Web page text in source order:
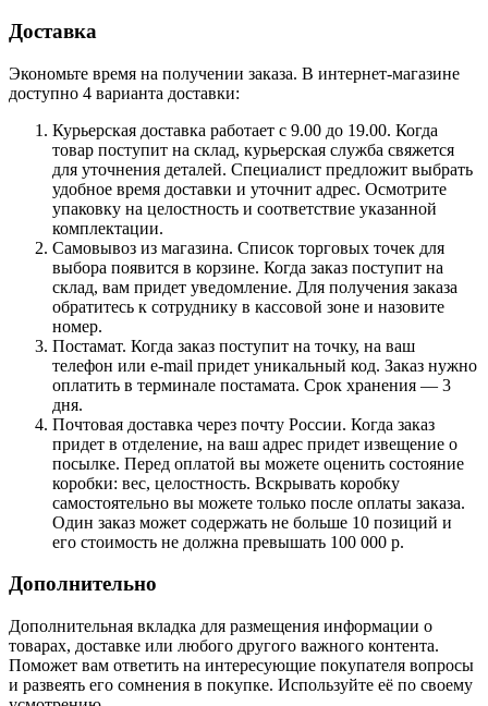
Доставка
Экономьте время на получении заказа. В интернет-магазине
доступно 4 варианта доставки:
Курьерская доставка работает с 9.00 до 19.00. Когда
товар поступит на склад, курьерская служба свяжется
для уточнения деталей. Специалист предложит выбрать
удобное время доставки и уточнит адрес. Осмотрите
упаковку на целостность и соответствие указанной
комплектации.
Самовывоз из магазина. Список торговых точек для
выбора появится в корзине. Когда заказ поступит на
склад, вам придет уведомление. Для получения заказа
обратитесь к сотруднику в кассовой зоне и назовите
номер.
Постамат. Когда заказ поступит на точку, на ваш
телефон или e-mail придет уникальный код. Заказ нужно
оплатить в терминале постамата. Срок хранения — 3
дня.
Почтовая доставка через почту России. Когда заказ
придет в отделение, на ваш адрес придет извещение о
посылке. Перед оплатой вы можете оценить состояние
коробки: вес, целостность. Вскрывать коробку
самостоятельно вы можете только после оплаты заказа.
Один заказ может содержать не больше 10 позиций и
его стоимость не должна превышать 100 000 р.
Дополнительно
Дополнительная вкладка для размещения информации о
товарах, доставке или любого другого важного контента.
Поможет вам ответить на интересующие покупателя вопросы
и развеять его сомнения в покупке. Используйте её по своему